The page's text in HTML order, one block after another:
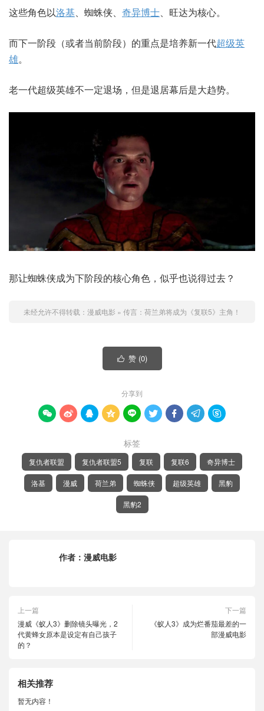
这些角色以洛基、蜘蛛侠、 奇异博士、旺达为核心。
而下一阶段（或者当前阶段）的重点是培养新一代超级英
雄。
老一代超级英雄不一定退场，但是退居幕后是大趋势。
那让蜘蛛侠成为下阶段的核心角色，似乎也说得过去？
未经允许不得转载： 漫威电影 » 传言：荷兰弟将成为《复联5》主角！
 赞 (0)
分享到
        
标签
复仇者联盟 复仇者联盟5 复联 复联6 奇异博士
洛基 漫威 荷兰弟 蜘蛛侠 超级英雄 黑豹
黑豹2
作者： 漫威电影
上一篇
漫威《蚁人3》删除镜头曝光，2
代黄蜂女原本是设定有自己孩子
的？
下一篇
《蚁人3》成为烂番茄最差的一
部漫威电影
相关推荐
暂无内容！